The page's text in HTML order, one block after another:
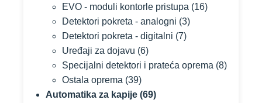
EVO - moduli kontorle pristupa (16)
Detektori pokreta - analogni (3)
Detektori pokreta - digitalni (7)
Uređaji za dojavu (6)
Specijalni detektori i prateća oprema (8)
Ostala oprema (39)
Automatika za kapije (69)